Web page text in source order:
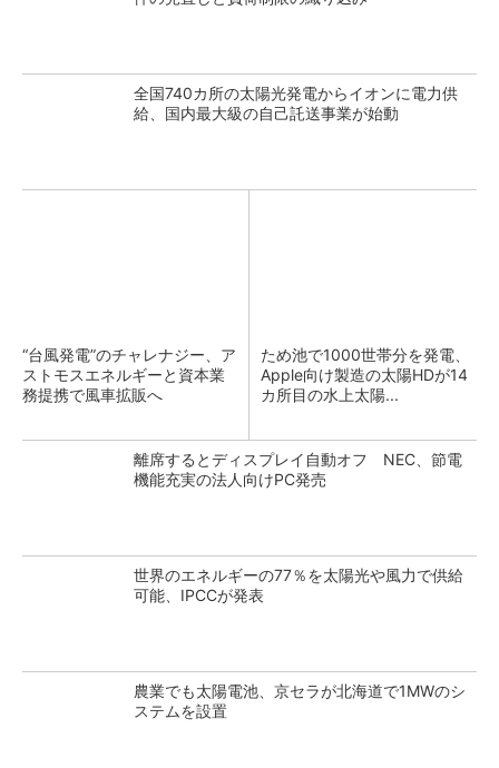
全国740カ所の太陽光発電からイオンに電力供
給、国内最大級の自己託送事業が始動
“台風発電”のチャレナジー、ア
ストモスエネルギーと資本業
務提携で風車拡販へ
ため池で1000世帯分を発電、
Apple向け製造の太陽HDが14
カ所目の水上太陽...
離席するとディスプレイ自動オフ NEC、節電
機能充実の法人向けPC発売
世界のエネルギーの77％を太陽光や風力で供給
可能、IPCCが発表
農業でも太陽電池、京セラが北海道で1MWのシ
ステムを設置